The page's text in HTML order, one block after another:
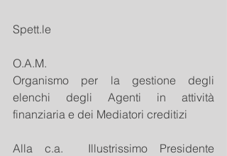
Spett.le
O.A.M.
Organismo per la gestione degli
elenchi degli Agenti in attività
finanziaria e dei Mediatori creditizi
Alla c.a.  Illustrissimo Presidente